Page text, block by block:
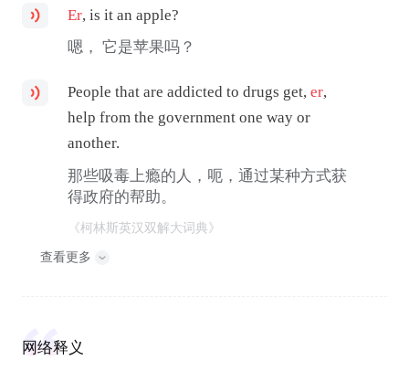
Er, is it an apple?
嗯， 它是苹果吗？
People that are addicted to drugs get,er,
help from the government one way or
another.
那些吸毒上瘾的人，呃，通过某种方式获
得政府的帮助。
《柯林斯英汉双解大词典》
查看更多
网络释义